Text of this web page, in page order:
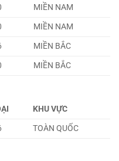
MIỀN NAM
MIỀN NAM
MIỀN BẮC
MIỀN BẮC
KHU VỰC
TOÀN QUỐC